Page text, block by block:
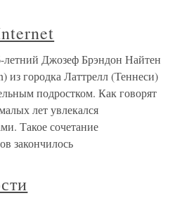
летний Джозеф Брэндон Найтен
из городка Латтрелл (Теннеси)
подростком. Как говорят
лет увлекался
Такое сочетание
закончилось